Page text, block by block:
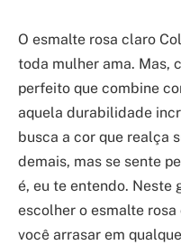
O esmalte rosa claro
toda mulher ama. Mas,
perfeito que combine
aquela durabilidade
busca a cor que realça
demais, mas se sente
é, eu te entendo. Neste
escolher o esmalte
você arrasar em